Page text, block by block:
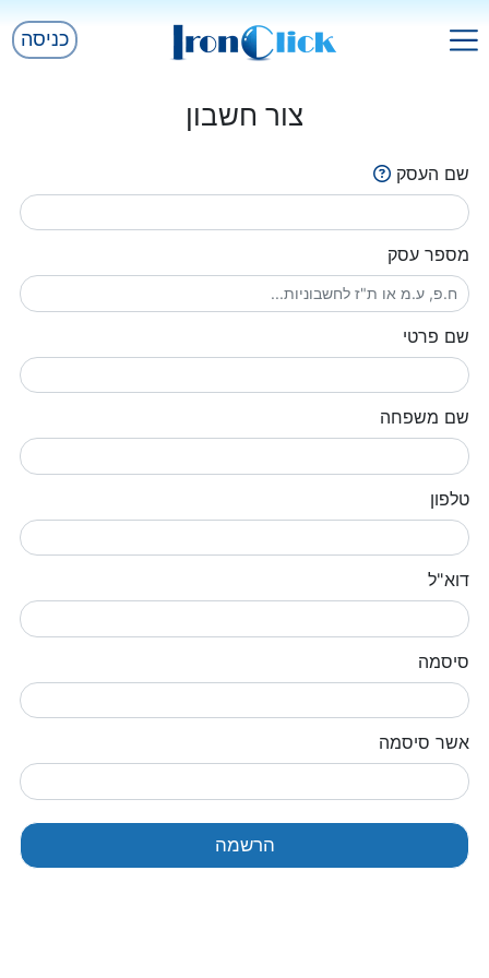
כניסה
צור חשבון
שם העסק
מספר עסק
שם פרטי
שם משפחה
טלפון
דוא"ל
סיסמה
אשר סיסמה